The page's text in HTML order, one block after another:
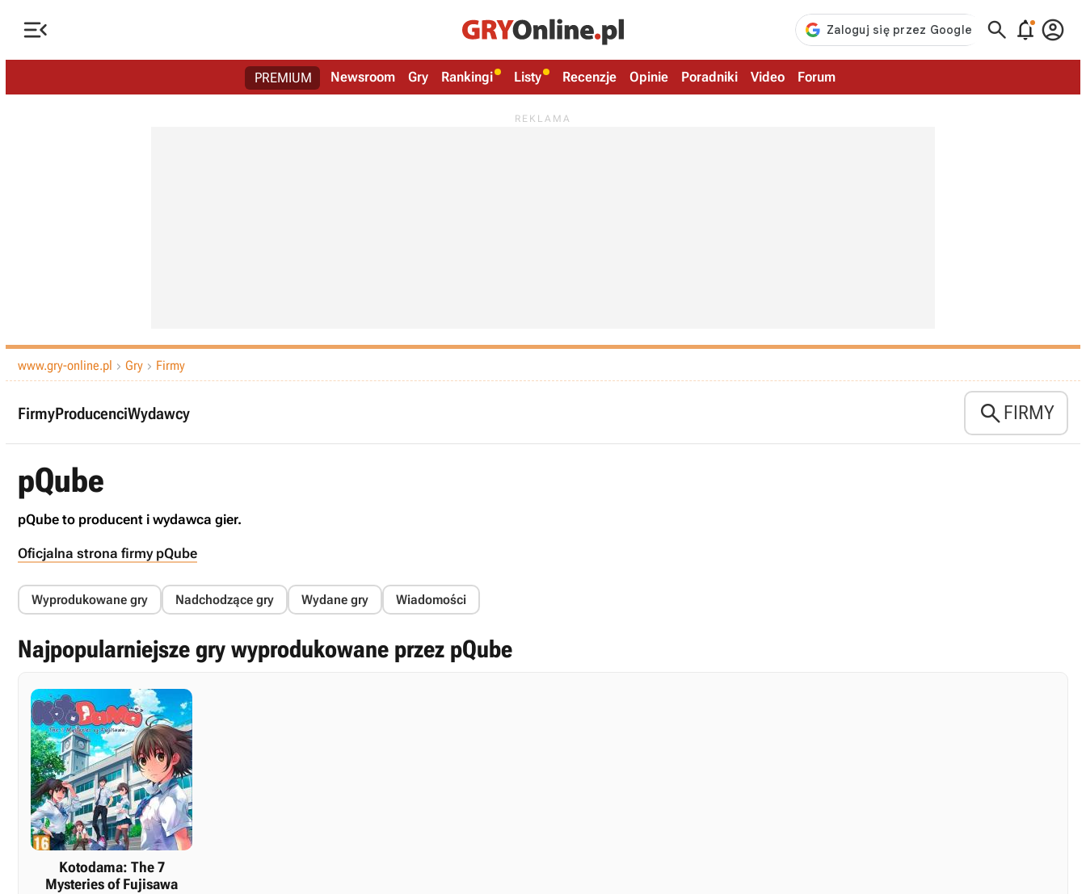
   
PREMIUM Newsroom Gry Rankingi Listy Recenzje Opinie Poradniki Video Forum
www.gry-online.pl  Gry  Firmy
FirmyProducenciWydawcy FIRMY
pQube
pQube to producent i wydawca gier.
Oficjalna strona firmy pQube
Wyprodukowane gry Nadchodzące gry Wydane gry Wiadomości
Najpopularniejsze gry wyprodukowane przez pQube
Kotodama: The 7
Mysteries of Fujisawa